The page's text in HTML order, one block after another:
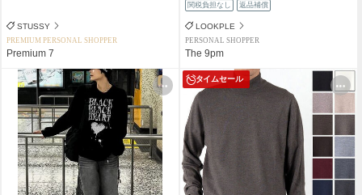
STUSSY
PREMIUM PERSONAL SHOPPER
Premium 7
関税負担なし 返品補償
LOOKPLE
PERSONAL SHOPPER
The 9pm
タイムセール